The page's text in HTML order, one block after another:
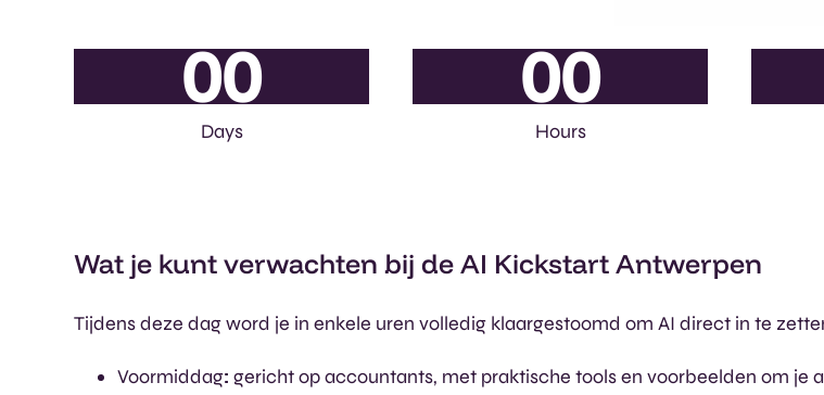
00
Days
00
Hours
Wat je kunt verwachten bij de AI Kickstart Antwerpen
Tijdens deze dag word je in enkele uren volledig klaargestoomd om AI direct in te
Voormiddag: gericht op accountants, met praktische tools en voorbeelden om je